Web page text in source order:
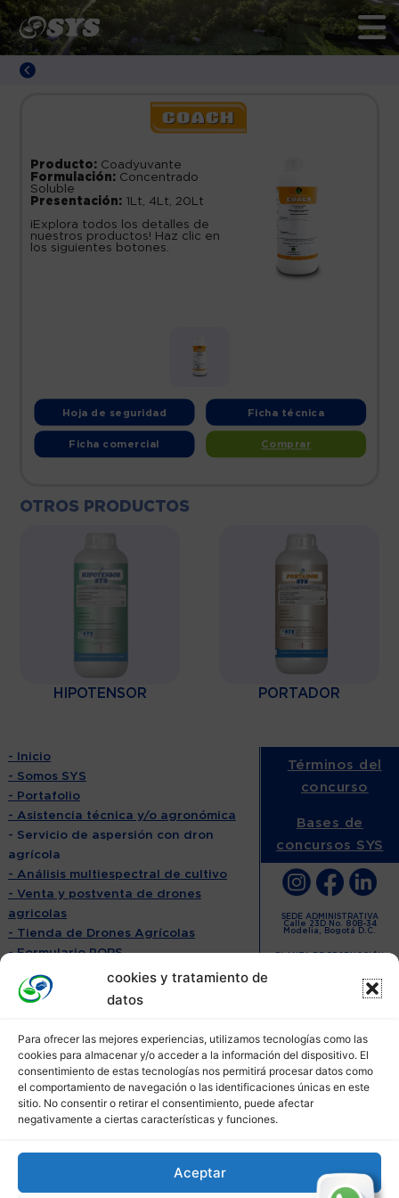
cookies y tratamiento de
datos
Para ofrecer las mejores experiencias, utilizamos tecnologías como las
cookies para almacenar y/o acceder a la información del dispositivo. El
consentimiento de estas tecnologías nos permitirá procesar datos como
el comportamiento de navegación o las identificaciones únicas en este
sitio. No consentir o retirar el consentimiento, puede afectar
negativamente a ciertas características y funciones.
Aceptar
Producto: Coadyuvante
Formulación: Concentrado
Soluble
Presentación: 1Lt, 4Lt, 20Lt
¡Explora todos los detalles de
nuestros productos! Haz clic en
los siguientes botones.
Hoja de seguridad Ficha técnica
Ficha comercial Comprar
OTROS PRODUCTOS
HIPOTENSOR PORTADOR
- Inicio
- Somos SYS
- Portafolio
- Asistencia técnica y/o agronómica
- Servicio de aspersión con dron
agrícola
- Análisis multiespectral de cultivo
- Venta y postventa de drones
agricolas
- Tienda de Drones Agrícolas
- Formulario PQRS
- Contáctanos
POLÍTICAS:
cookies
- Política de Habeas Data
- Política ISO9001
- Política ISO14001
- Política ISO45001
Garantía 2025
- Política Propuesta de Valor
Personalizada 2025
Términos del
concurso
Bases de
concursos SYS
SEDE ADMINISTRATIVA
Calle 23D No. 80B-34
Modelia, Bogotá D.C.
Roldanillo, Valle